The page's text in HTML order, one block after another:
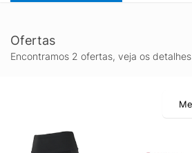
Ofertas
Encontramos 2 ofertas, veja os